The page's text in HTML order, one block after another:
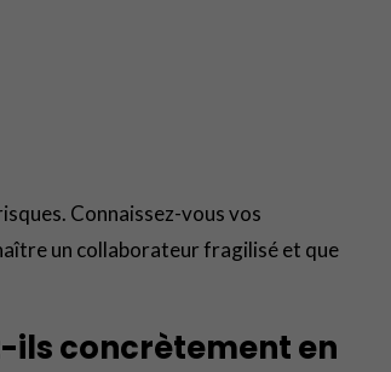
Connaissez-vous vos
un collaborateur fragilisé et que
ils concrètement en